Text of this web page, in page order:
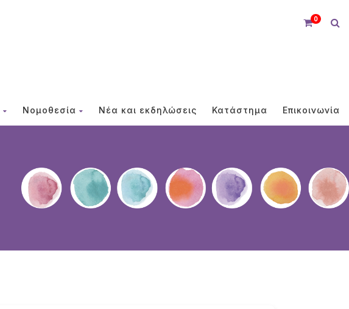
0
Νομοθεσία Νέα και εκδηλώσεις Κατάστημα Επικοινωνία